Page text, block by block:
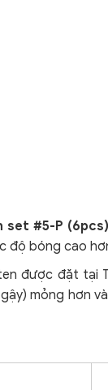
set #5-P
độ bóng cao
được đặt tại
mỏng hơn